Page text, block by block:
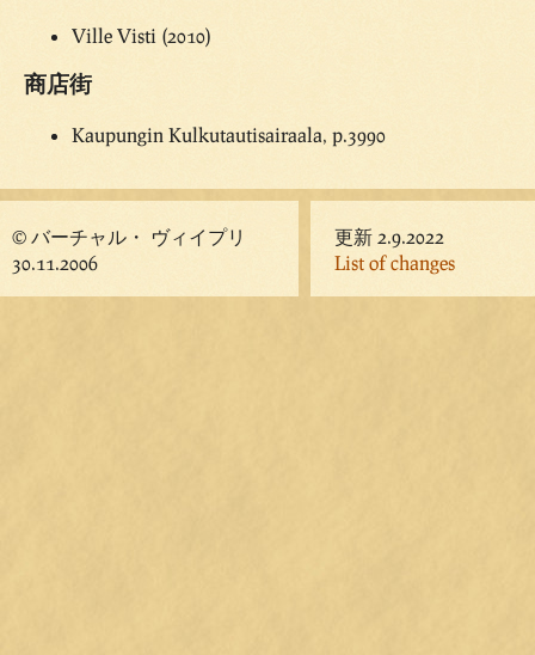
Ville Visti (2010)
商店街
Kaupungin Kulkutautisairaala, p.3990
© バーチャル・ ヴィイプリ
30.11.2006
更新 2.9.2022
List of changes